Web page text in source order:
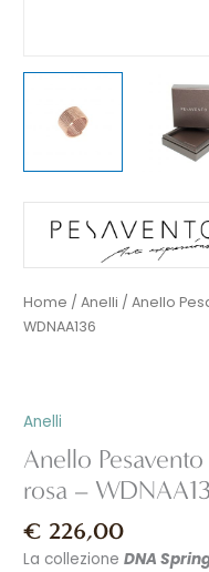
Home /Anelli / Anello
WDNAA136
Anelli
Anello
rosa –
€ 226,00
La collezioneDNA